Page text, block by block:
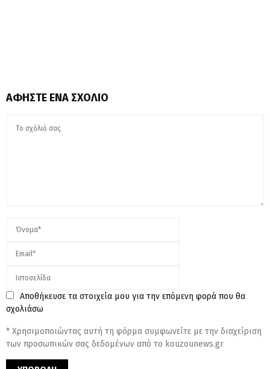
ΑΦΉΣΤΕ ΈΝΑ ΣΧΌΛΙΟ
Αποθήκευσε τα στοιχεία μου για την επόμενη φορά που θα
σχολιάσω
* Χρησιμοποιώντας αυτή τη φόρμα συμφωνείτε με την διαχείριση
των προσωπικών σας δεδομένων από το kouzounews.gr